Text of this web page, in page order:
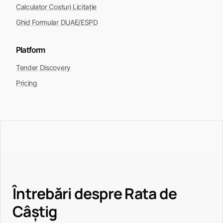
Calculator Costuri Licitație
Ghid Formular DUAE/ESPD
Platform
Tender Discovery
Pricing
Întrebări despre Rata de
Câștig